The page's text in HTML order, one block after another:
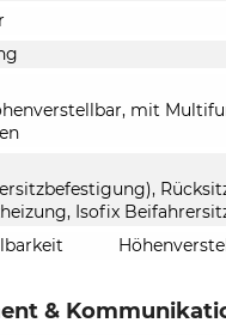
mit
Isofix
&